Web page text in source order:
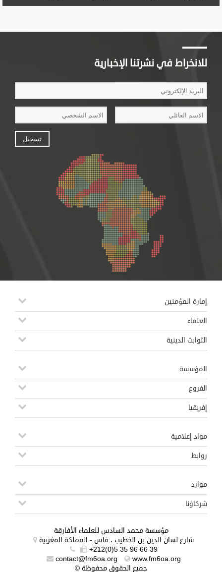
للانخراط في نشرتنا الإخبارية
إمارة المؤمنين
العلماء
الثوابت الدينية
المؤسسة
الفروع
إفريقيا
مواد إعلامية
روابط
موارد
شركاؤنا
مؤسسة محمد السادس للعلماء الأفارقة
شارع لسان الدين بن الخطيب ، فاس - المملكة المغربية
+212(0)5 35 96 66 39
contact@fm6oa.org
www.fm6oa.org
© جميع الحقوق محفوظة